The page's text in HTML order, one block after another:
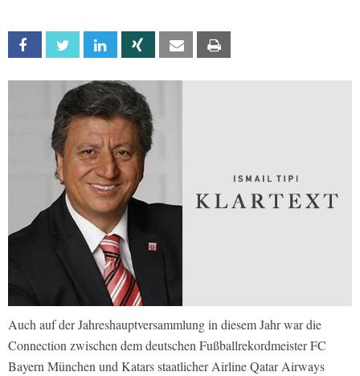
Facebook Twitter Linkedin Xing Email
Auch auf der Jahreshauptversammlung in diesem Jahr war die
Connection zwischen dem deutschen Fußballrekordmeister FC
Bayern München und Katars staatlicher Airline Qatar Airways